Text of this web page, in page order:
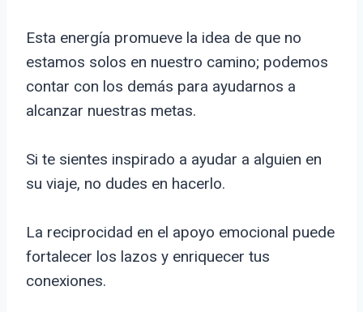
Esta energía promueve la idea de que no
estamos solos en nuestro camino; podemos
contar con los demás para ayudarnos a
alcanzar nuestras metas.
Si te sientes inspirado a ayudar a alguien en
su viaje, no dudes en hacerlo.
La reciprocidad en el apoyo emocional puede
fortalecer los lazos y enriquecer tus
conexiones.